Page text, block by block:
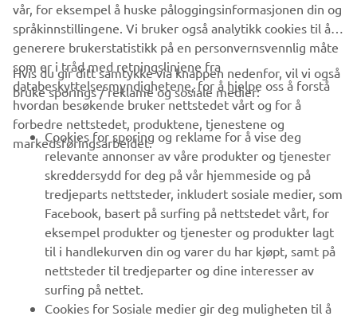
VIRKSOMHET
B2B
UTFORSK YAMAHA
FAQ & SUPPORT
NYHETSBREV
Vær den første til å lære om de siste tilbudene, spesielle
vår, for eksempel å huske påloggingsinformasjonen din og
språkinnstillingene. Vi bruker også analytikk cookies til å
generere brukerstatistikk på en personvernsvennlig måte
som er i tråd med retningslinjene fra
databeskyttelsesmyndighetene, for å hjelpe oss å forstå
hvordan besøkende bruker nettstedet vårt og for å
forbedre nettstedet, produktene, tjenestene og
markedsføringsarbeidet.
Hvis du gir ditt samtykke via knappen nedenfor, vil vi også
bruke sporings / reklame og sosiale medier:
Cookies for sporing og reklame for å vise deg
relevante annonser av våre produkter og tjenester
skreddersydd for deg på vår hjemmeside og på
tredjeparts nettsteder, inkludert sosiale medier, som
Facebook, basert på surfing på nettstedet vårt, for
eksempel produkter og tjenester og produkter lagt
til i handlekurven din og varer du har kjøpt, samt på
nettsteder til tredjeparter og dine interesser av
surfing på nettet.
Cookies for Sosiale medier gir deg muligheten til å